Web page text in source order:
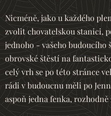
Nicméně, jako u každého
zvolit chovatelskou stanici,
jednoho - vašeho budoucího
obrovské štěstí na
celý vrh se po této stránce
rádi v budoucnu měli po
aspoň jedna fenka,